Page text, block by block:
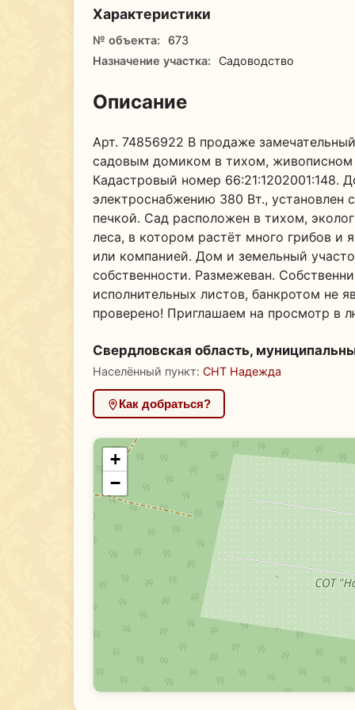
Характеристики
№ объекта:
673
Назначение участка:
Садоводство
Описание
Арт. 74856922 В продаже
садовым домиком в тихом, живописном
Кадастровый номер 66:21:1202001:148.
электроснабжению 380 Вт., установлен
печкой. Сад расположен в тихом,
леса, в котором растёт много грибов и
или компанией. Дом и земельный
собственности. Размежеван.
исполнительных листов, банкротом не
проверено! Приглашаем на просмотр в
Свердловская область,
Населённый пункт: СНТ Надежда
Как добраться?
+
−